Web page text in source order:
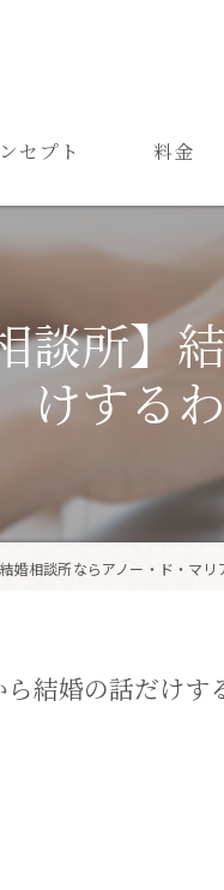
セプト
までの流れ
料金
談所】
けする
結婚の話だけす